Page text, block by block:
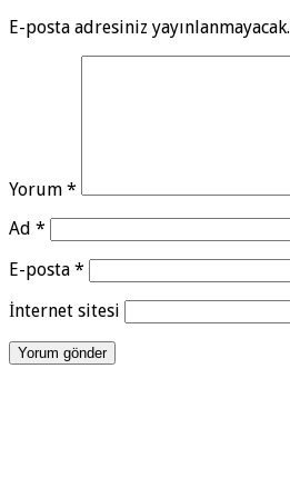
E-posta adresiniz yayınlanmayacak.
Yorum *
Ad *
E-posta *
İnternet sitesi